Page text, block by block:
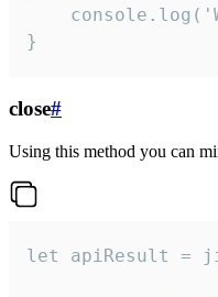
}
close#
Using this method you can
let apiResult =